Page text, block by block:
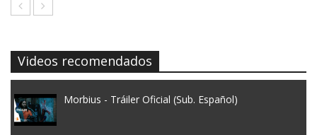
Videos recomendados
Morbius - Tráiler Oficial (Sub. Español)